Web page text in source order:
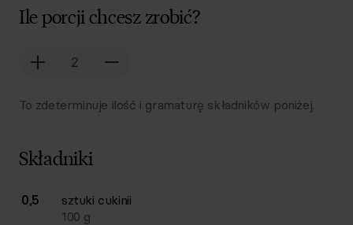
Ile porcji chcesz zrobić?
To zdeterminuje ilość i gramaturę składników poniżej.
Składniki
Lista składników przepisu z ilościami i wagami
Ilość Składnik
0,5 sztuki cukinii
100 g